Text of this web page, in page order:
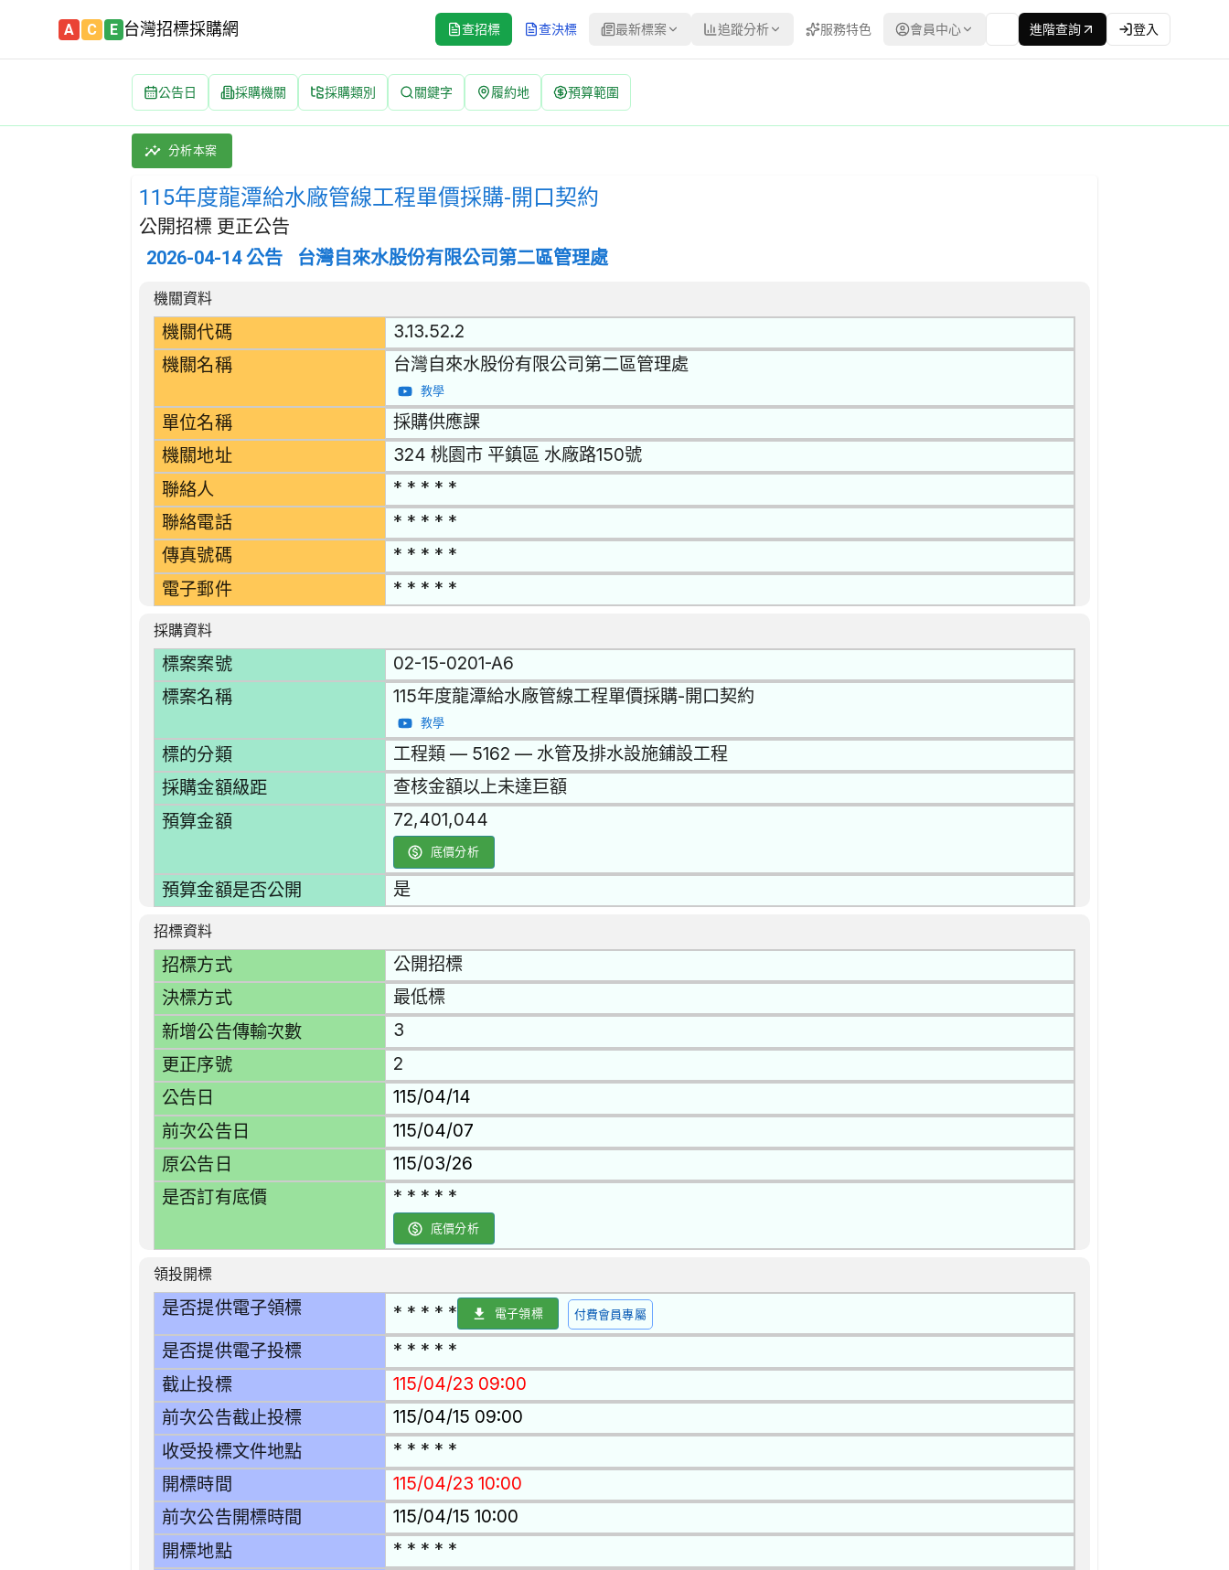
A C E 台灣招標採購網 查招標 查決標 最新標案 追蹤分析 服務特色 會員中心 進階查詢 登入
公告日 採購機關 採購類別 關鍵字 履約地 預算範圍
115年度龍潭給水廠管線工程單價採購-開口契約 招標公告 | 案號：02-15-0201-A6 | 公開招標 更正公告
採購類別：工程類 水管及排水設施鋪設工程 | 招標方式：公開招標 | 決標方式：最低標 | 資料來源：台灣政府電子採購網（公共工程委員會） | 更新時間：2026-04-
分析本案
115年度龍潭給水廠管線工程單價採購-開口契約
公開招標 更正公告
2026-04-14 公告 台灣自來水股份有限公司第二區管理處
招標公告詳細內容
機關資料
機關代碼 3.13.52.2
機關名稱 台灣自來水股份有限公司第二區管理處
教學
單位名稱 採購供應課
機關地址 324 桃園市 平鎮區 水廠路150號
聯絡人 * * * * *
聯絡電話 * * * * *
傳真號碼 * * * * *
電子郵件 * * * * *
採購資料
標案案號 02-15-0201-A6
標案名稱 115年度龍潭給水廠管線工程單價採購-開口契約
教學
標的分類 工程類 — 5162 — 水管及排水設施鋪設工程
採購金額級距 查核金額以上未達巨額
預算金額 72,401,044
底價分析
預算金額是否公開 是
招標資料
招標方式 公開招標
決標方式 最低標
新增公告傳輸次數 3
更正序號 2
公告日 115/04/14
前次公告日 115/04/07
原公告日 115/03/26
是否訂有底價 * * * * *
底價分析
領投開標
是否提供電子領標 * * * * * 電子領標 付費會員專屬
是否提供電子投標 * * * * *
截止投標 115/04/23 09:00
前次公告截止投標 115/04/15 09:00
收受投標文件地點 * * * * *
開標時間 115/04/23 10:00
前次公告開標時間 115/04/15 10:00
開標地點 * * * * *